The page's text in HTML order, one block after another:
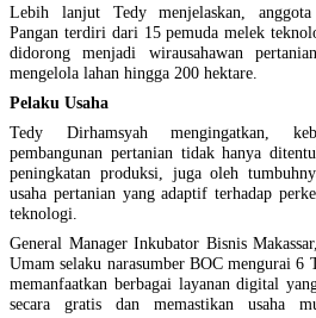
Lebih lanjut Tedy menjelaskan,
Pangan terdiri dari 15 pemuda melek
didorong menjadi wirausahawan
mengelola lahan hingga 200 hektare.
Pelaku Usaha
Tedy Dirhamsyah mengingatkan,
pembangunan pertanian tidak hanya
peningkatan produksi, juga oleh
usaha pertanian yang adaptif terhadap
teknologi.
General Manager Inkubator Bisnis
Umam selaku narasumber BOC mengurai 6
memanfaatkan berbagai layanan digital
secara gratis dan memastikan usaha